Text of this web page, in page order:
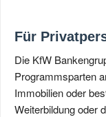
Für
Die KfW
Programmsparten
Immobilien oder
Weiterbildung oder